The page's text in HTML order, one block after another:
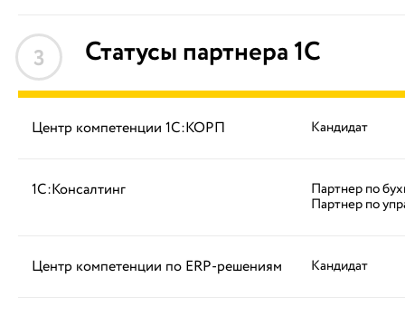
3 Статусы партнера 1С
Центр компетенции 1С:КОРП Кандидат
1С:Консалтинг Партнер по
Партнер по
Центр компетенции по ERP-решениям Кандидат